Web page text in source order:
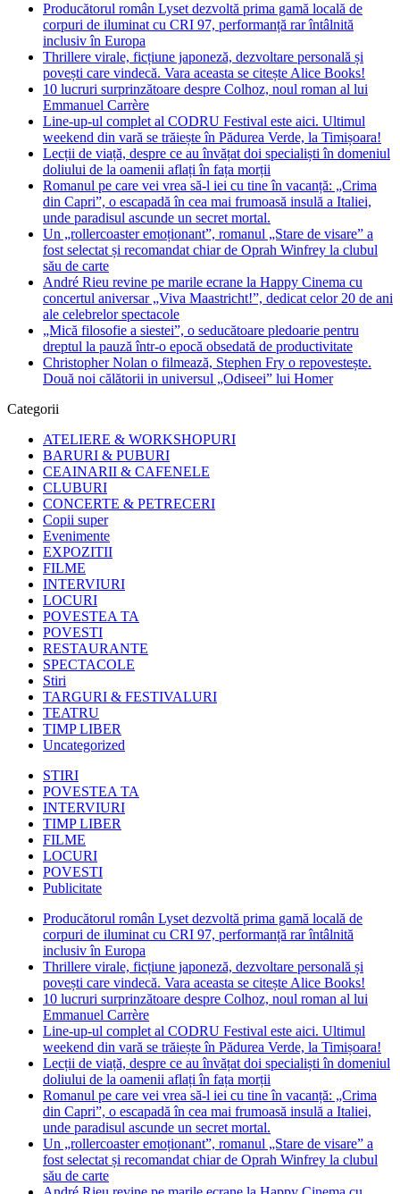
Producătorul român Lyset dezvoltă prima gamă locală de
corpuri de iluminat cu CRI 97, performanță rar întâlnită
inclusiv în Europa
Thrillere virale, ficțiune japoneză, dezvoltare personală și
povești care vindecă. Vara aceasta se citește Alice Books!
10 lucruri surprinzătoare despre Colhoz, noul roman al lui
Emmanuel Carrère
Line-up-ul complet al CODRU Festival este aici. Ultimul
weekend din vară se trăiește în Pădurea Verde, la Timișoara!
Lecții de viață, despre ce au învățat doi specialiști în domeniul
doliului de la oamenii aflați în fața morții
Romanul pe care vei vrea să-l iei cu tine în vacanță: „Crima
din Capri”, o escapadă în cea mai frumoasă insulă a Italiei,
unde paradisul ascunde un secret mortal.
Un „rollercoaster emoționant”, romanul „Stare de visare” a
fost selectat și recomandat chiar de Oprah Winfrey la clubul
său de carte
André Rieu revine pe marile ecrane la Happy Cinema cu
concertul aniversar „Viva Maastricht!”, dedicat celor 20 de ani
ale celebrelor spectacole
„Mică filosofie a siestei”, o seducătoare pledoarie pentru
dreptul la pauză într-o epocă obsedată de productivitate
Christopher Nolan o filmează, Stephen Fry o repovestește.
Două noi călătorii in universul „Odiseei” lui Homer
Categorii
ATELIERE & WORKSHOPURI
BARURI & PUBURI
CEAINARII & CAFENELE
CLUBURI
CONCERTE & PETRECERI
Copii super
Evenimente
EXPOZITII
FILME
INTERVIURI
LOCURI
POVESTEA TA
POVESTI
RESTAURANTE
SPECTACOLE
Stiri
TARGURI & FESTIVALURI
TEATRU
TIMP LIBER
Uncategorized
STIRI
POVESTEA TA
INTERVIURI
TIMP LIBER
FILME
LOCURI
POVESTI
Publicitate
Producătorul român Lyset dezvoltă prima gamă locală de
corpuri de iluminat cu CRI 97, performanță rar întâlnită
inclusiv în Europa
Thrillere virale, ficțiune japoneză, dezvoltare personală și
povești care vindecă. Vara aceasta se citește Alice Books!
10 lucruri surprinzătoare despre Colhoz, noul roman al lui
Emmanuel Carrère
Line-up-ul complet al CODRU Festival este aici. Ultimul
weekend din vară se trăiește în Pădurea Verde, la Timișoara!
Lecții de viață, despre ce au învățat doi specialiști în domeniul
doliului de la oamenii aflați în fața morții
Romanul pe care vei vrea să-l iei cu tine în vacanță: „Crima
din Capri”, o escapadă în cea mai frumoasă insulă a Italiei,
unde paradisul ascunde un secret mortal.
Un „rollercoaster emoționant”, romanul „Stare de visare” a
fost selectat și recomandat chiar de Oprah Winfrey la clubul
său de carte